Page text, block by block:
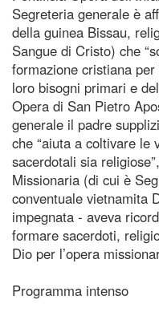
Segreteria generale è
della guinea Bissau,
Sangue di Cristo) che
formazione cristiana
loro bisogni primari e
Opera di San Pietro
generale il padre
che “aiuta a coltivare le
sacerdotali sia
Missionaria (di cui è
conventuale vietnamita
impegnata - aveva
formare sacerdoti,
Dio per l’opera
Programma intenso